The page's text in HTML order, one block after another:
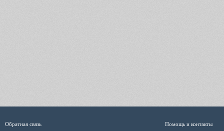
Обратная связь Помощь и контакты